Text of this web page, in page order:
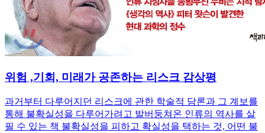
위험 ,기회, 미래가 공존하는 리스크 감상평
과거부터 다루어지던 리스크에 관한 학술적 담론과 그 계보를
통해 불확실성을 다루어가려고 발버둥쳐온 인류의 역사를 살
필 수 있는 책 불확실성을 피하고 확실성을 택하는 것, 어떤 불